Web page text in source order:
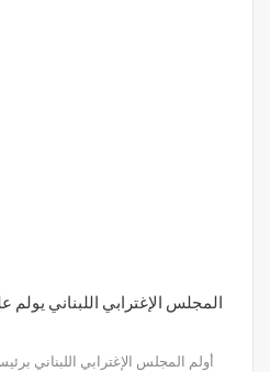
المجلس الإغترابي اللبناني
أولم المجلس الإغترابي اللبناني